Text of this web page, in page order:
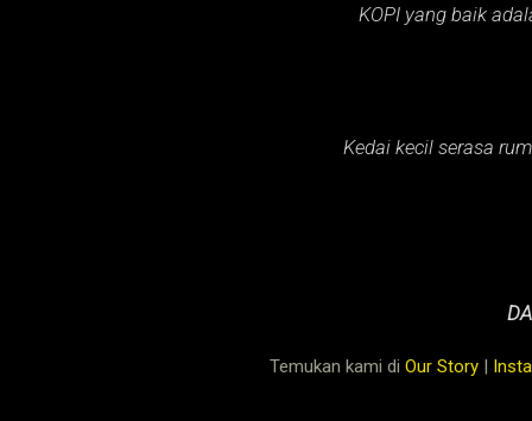
KOPI yang baik
Kedai kecil serasa
Temukan kami di Our Story |